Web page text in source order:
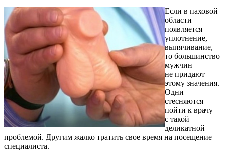
Если в паховой
области
появляется
уплотнение,
выпячивание,
то большинство
мужчин
не придают
этому значения.
Одни
стесняются
пойти к врачу
с такой
деликатной
проблемой. Другим жалко тратить свое время на посещение
специалиста.